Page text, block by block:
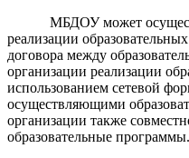
МБДОУ может
реализации
договора между
организации реализации
использованием сетевой
осуществляющими
организации также
образовательные программы.